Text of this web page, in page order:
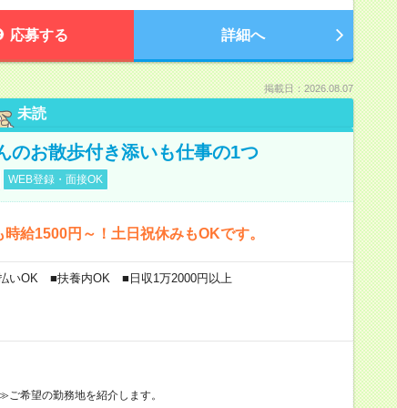
応募する 詳細へ
掲載日：2026.08.07
未読
のお散歩付き添いも仕事の1つ
WEB登録・面接OK
給1500円～！土日祝休みもOKです。
いOK ■扶養内OK ■日収1万2000円以上
希望の勤務地を紹介します。